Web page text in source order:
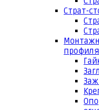
Страт-
профиля